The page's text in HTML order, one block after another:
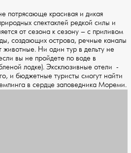
потрясающе красивая и дикая
спектаклей редкой силы и
от сезона к сезону – с приливом
создающих острова, речные каналы
животные. Ни один тур в дельту не
вы не пройдете по воде в
лодке). Эксклюзивные отели -
и бюджетные туристы смогут найти
в сердце заповедника Мореми.